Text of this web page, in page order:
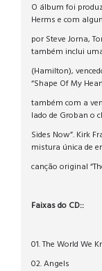
O álbum foi
Herms e com
por Steve Jorna,
também inclui
(Hamilton),
“Shape Of My
também com a
lado de Groban o
Sides Now”. Kirk
mistura única de
canção original
Faixas do CD::
01. The World We
02. Angels